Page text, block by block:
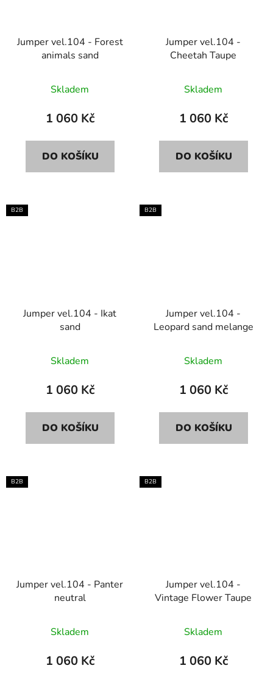
Jumper vel.104 - Forest
animals sand
Skladem
1 060 Kč
DO KOŠÍKU
Jumper vel.104 -
Cheetah Taupe
Skladem
1 060 Kč
DO KOŠÍKU
B2B
Jumper vel.104 - Ikat
sand
Skladem
1 060 Kč
DO KOŠÍKU
B2B
Jumper vel.104 -
Leopard sand melange
Skladem
1 060 Kč
DO KOŠÍKU
B2B
Jumper vel.104 - Panter
neutral
Skladem
1 060 Kč
B2B
Jumper vel.104 -
Vintage Flower Taupe
Skladem
1 060 Kč